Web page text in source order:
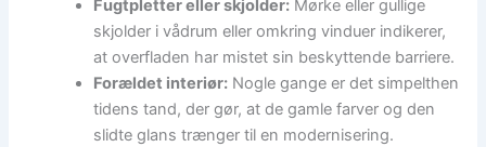
Fugtpletter eller skjolder: Mørke eller gullige
skjolder i vådrum eller omkring vinduer indikerer,
at overfladen har mistet sin beskyttende barriere.
Forældet interiør: Nogle gange er det simpelthen
tidens tand, der gør, at de gamle farver og den
slidte glans trænger til en modernisering.